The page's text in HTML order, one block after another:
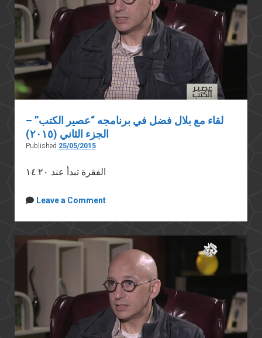
لقاء مع بلال فضل في برنامجه “عصير الكتب” –
الجزء الثاني (٢٠١٥)
Published 25/05/2015
الفقرة تبدأ عند ١٤:٢٠
Leave a Comment